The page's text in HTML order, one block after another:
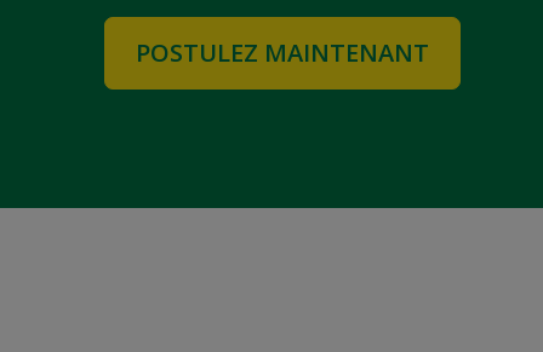
POSTULEZ MAINTENANT